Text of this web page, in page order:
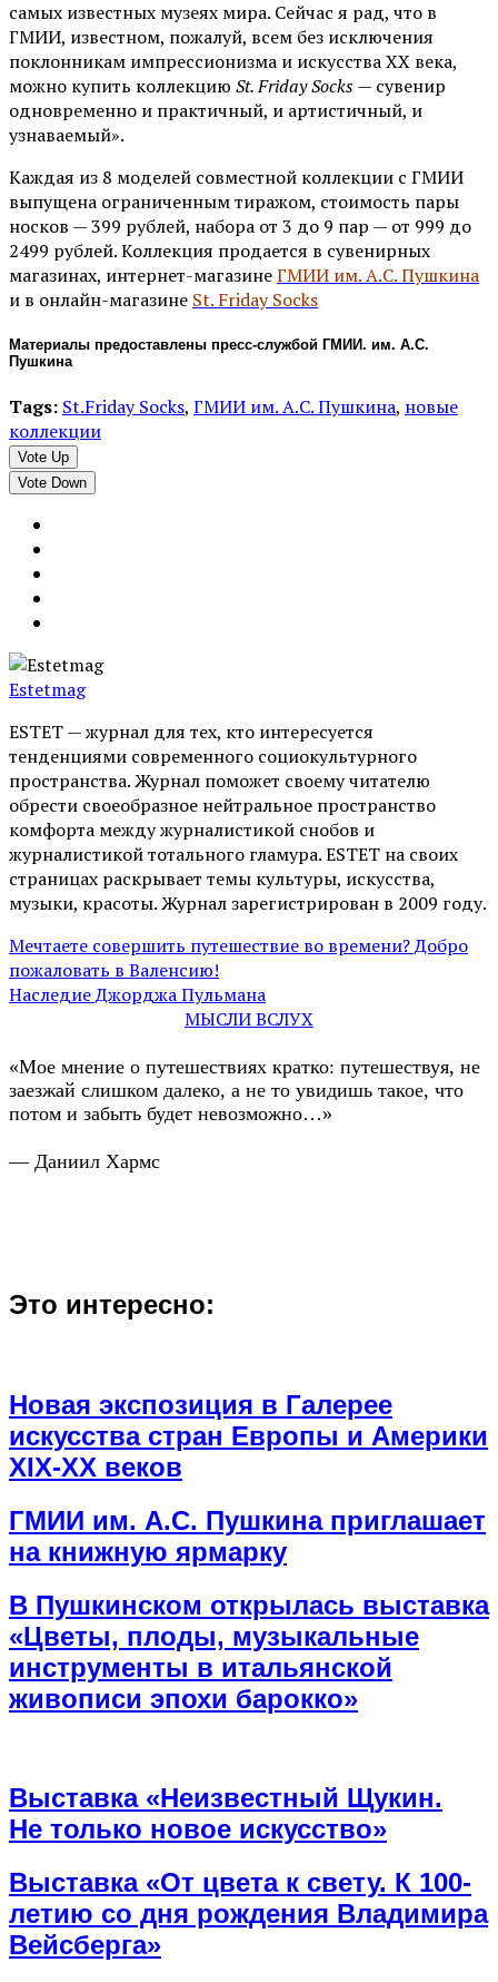
самых известных музеях мира. Сейчас я рад, что в
ГМИИ, известном, пожалуй, всем без исключения
поклонникам импрессионизма и искусства XX века,
можно купить коллекцию St. Friday Socks— сувенир
одновременно и практичный, и артистичный, и
узнаваемый».
Каждая из 8 моделей совместной коллекции с ГМИИ
выпущена ограниченным тиражом, стоимость пары
носков — 399 рублей, набора от 3 до 9 пар — от 999 до
2499 рублей. Коллекция продается в сувенирных
магазинах, интернет-магазинеГМИИ им. А.С. Пушкина
и в онлайн-магазине St. Friday Socks
Материалы предоставлены пресс-службой ГМИИ. им. А.С.
Пушкина
Tags: St.Friday Socks, ГМИИ им. А.С. Пушкина, новые
коллекции
Vote Up
Vote Down
Estetmag
ESTET — журнал для тех, кто интересуeтся
тенденциями современного социокультурного
пространства. Журнал поможет своему читателю
обрести своеобразное нейтральное пространство
комфорта между журналистикой снобов и
журналистикой тотального гламура. ESTET на своих
страницах раскрывает темы культуры, искусства,
музыки, красоты. Журнал зарегистрирован в 2009 году.
Мечтаете совершить путешествие во времени? Добро
пожаловать в Валенсию!
Наследие Джорджа Пульмана
МЫСЛИ ВСЛУХ
«Мое мнение о путешествиях кратко: путешествуя, не
заезжай слишком далеко, а не то увидишь такое, что
потом и забыть будет невозможно…»
— Даниил Хармс
Это интересно:
Новая экспозиция в Галерее
искусства стран Европы и Америки
XIX-XX веков
ГМИИ им. А.С. Пушкина приглашает
на книжную ярмарку
В Пушкинском открылась выставка
«Цветы, плоды, музыкальные
инструменты в итальянской
живописи эпохи барокко»
Выставка «Неизвестный Щукин.
Не только новое искусство»
Выставка «От цвета к свету. К 100-
летию со дня рождения Владимира
Вейсберга»